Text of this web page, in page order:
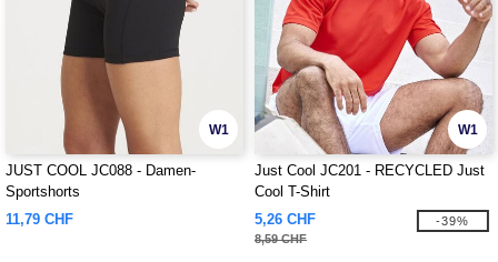
W1
JUST COOL JC088 - Damen-
Sportshorts
11,79 CHF
W1
Just Cool JC201 - RECYCLED Just
Cool T-Shirt
5,26 CHF
8,59 CHF
-39%